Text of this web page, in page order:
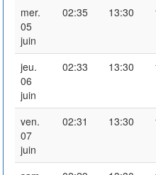
mer.
05
juin
02:35 13:30
jeu.
06
juin
02:33 13:30
ven.
07
juin
02:31 13:30